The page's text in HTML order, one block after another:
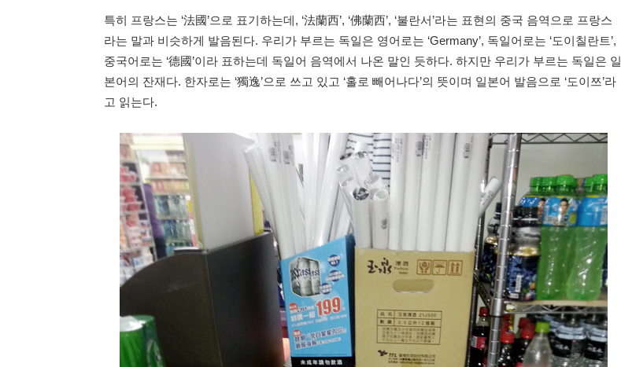
특히 프랑스는 ‘法國’으로 표기하는데, ‘法蘭西’, ‘佛蘭西’, ‘불란서’라는 표현의 중국 음역으로 프랑스
라는 말과 비슷하게 발음된다. 우리가 부르는 독일은 영어로는 ‘Germany’, 독일어로는 ‘도이칠란트’,
중국어로는 ‘德國’이라 표하는데 독일어 음역에서 나온 말인 듯하다. 하지만 우리가 부르는 독일은 일
본어의 잔재다. 한자로는 ‘獨逸’으로 쓰고 있고 ‘홀로 빼어나다’의 뜻이며 일본어 발음으로 ‘도이쯔’라
고 읽는다.